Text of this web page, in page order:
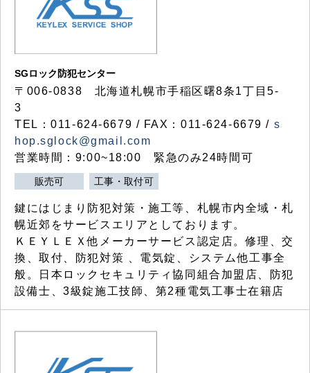
SGロック防犯センター
〒006-0838 北海道札幌市手稲区曙8条1丁目5-
3
TEL：011-624-6679 / FAX：011-624-6679 / s
hop.sglock@gmail.com
営業時間：9:00~18:00 緊急のみ24時間可
販売可 工事・取付可
鍵にはじまり防犯対策・施工等、札幌市内全域・札
幌近郊をサービスエリアとしております。
ＫＥＹＬＥＸ他メーカーサービス認定店。修理、交
換、取付、防犯対策 、電気錠、システム他工事全
般。日本ロックセキュリティ協同組合加盟店、防犯
設備士、3級錠施工技師、第2種電気工事士在籍店